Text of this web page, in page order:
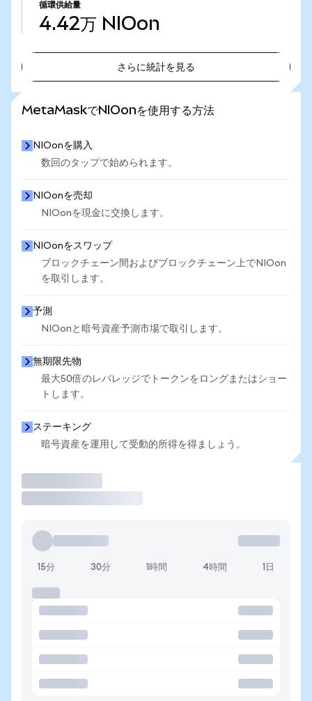
循環供給量
4.42万 NIOon
さらに統計を見る
MetaMaskでNIOonを使用する方法
NIOonを購入
数回のタップで始められます。
NIOonを売却
NIOonを現金に交換します。
NIOonをスワップ
ブロックチェーン間およびブロックチェーン上でNIOon
を取引します。
予測
NIOonと暗号資産予測市場で取引します。
無期限先物
最大50倍のレバレッジでトークンをロングまたはショー
トします。
ステーキング
暗号資産を運用して受動的所得を得ましょう。
15分 30分 1時間 4時間 1日